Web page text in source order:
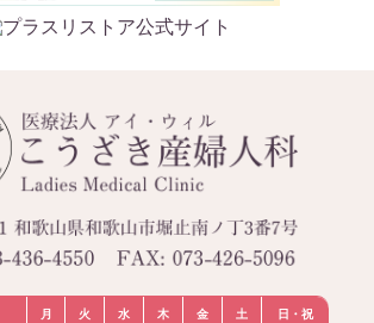
月 火 水 木 金 土 日・祝